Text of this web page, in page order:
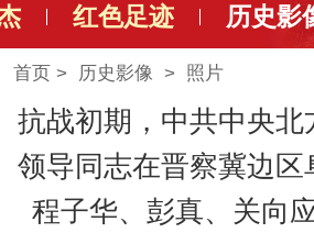
红色足迹 历史影
首页 > 历史影像 > 照片
抗战初期，中共中央北
领导同志在晋察冀边区
程子华、彭真、关向